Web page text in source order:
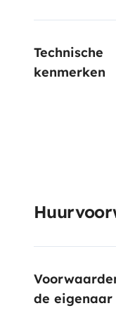
Technische
kenmerken
de eigenaar